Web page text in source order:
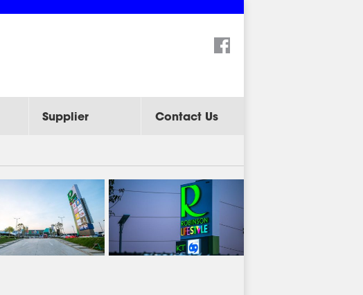
Search:
Supplier Contact Us